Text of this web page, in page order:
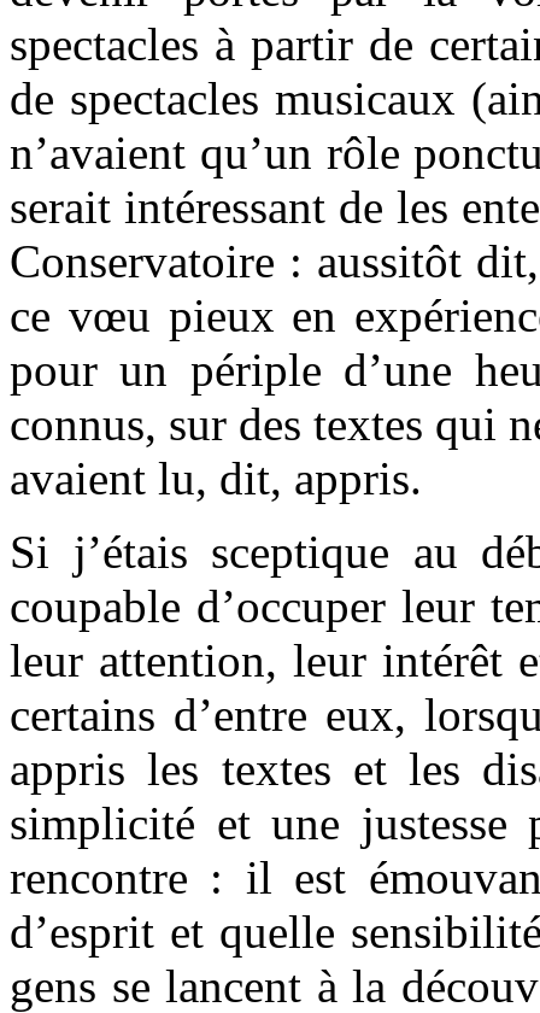
spectacles à partir de
de spectacles musicaux
n’avaient qu’un rôle
serait intéressant de les
Conservatoire : aussitôt
ce vœu pieux en
pour un périple d’une
connus, sur des textes qui
avaient lu, dit, appris.
Si j’étais sceptique au
coupable d’occuper leur
leur attention, leur intérêt
certains d’entre eux,
appris les textes et les
simplicité et une justesse
rencontre : il est
d’esprit et quelle
gens se lancent à la